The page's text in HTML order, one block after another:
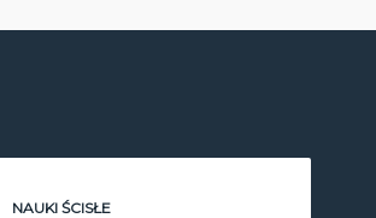
NAUKI ŚCISŁE